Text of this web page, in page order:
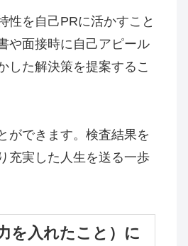
性を自己PRに活かすこと
や面接時に自己アピール
した解決策を提案するこ
ができます。検査結果を
充実した人生を送る一歩
を入れたこと）に